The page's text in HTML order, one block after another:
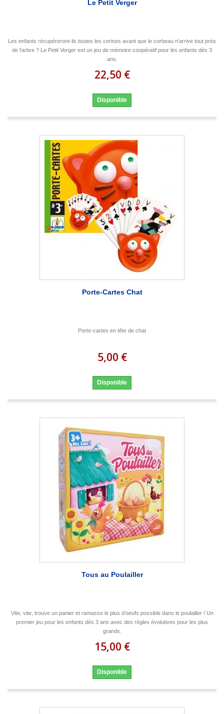
Le Petit Verger
Les enfants récupéreront-ils toutes les cerises avant que le corbeau n'arrive tout près
de l'arbre ? Le Petit Verger est un jeu de mémoire coopératif pour les enfants dès 3
ans.
22,50 €
Disponible
Porte-Cartes Chat
Porte-cartes en tête de chat
5,00 €
Disponible
Tous au Poulailler
Vite, vite, trouve un panier et ramasse le plus d’oeufs possible dans le poulailler ! Un
premier jeu pour les enfants dès 3 ans avec des règles évolutives pour les plus
grands.
15,00 €
Disponible